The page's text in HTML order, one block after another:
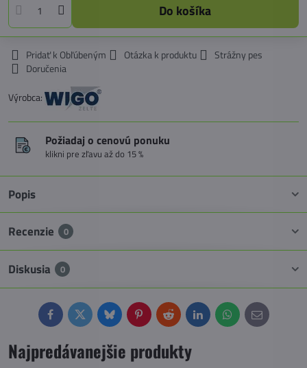
Do košíka
Pridať k Obľúbeným Otázka k produktu
Strážny pes
Doručenia
Výrobca:
Požiadaj o cenovú ponuku
klikni pre zľavu až do 15 %
Popis
Recenzie 0
Diskusia 0
FacebookTwitterBlueskyPinterestReddit LinkedInWhatsApp
E-
mail
Najpredávanejšie produkty